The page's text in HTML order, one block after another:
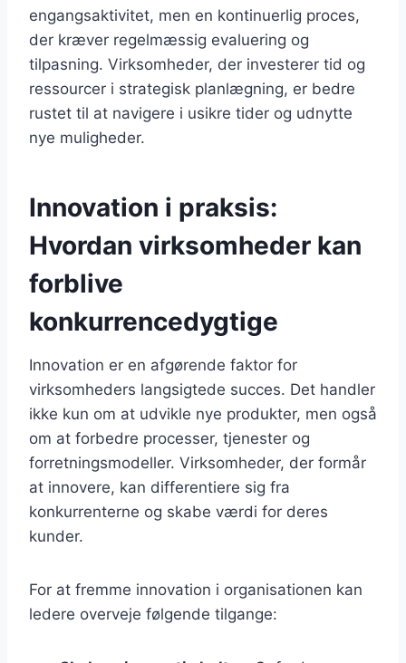
engangsaktivitet, men en kontinuerlig proces,
der kræver regelmæssig evaluering og
tilpasning. Virksomheder, der investerer tid og
ressourcer i strategisk planlægning, er bedre
rustet til at navigere i usikre tider og udnytte
nye muligheder.
Innovation i praksis:
Hvordan virksomheder kan
forblive
konkurrencedygtige
Innovation er en afgørende faktor for
virksomheders langsigtede succes. Det handler
ikke kun om at udvikle nye produkter, men også
om at forbedre processer, tjenester og
forretningsmodeller. Virksomheder, der formår
at innovere, kan differentiere sig fra
konkurrenterne og skabe værdi for deres
kunder.
For at fremme innovation i organisationen kan
ledere overveje følgende tilgange: